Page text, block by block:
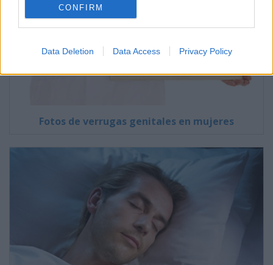
CONFIRM
Data Deletion Data Access Privacy Policy
Fotos de verrugas genitales en mujeres